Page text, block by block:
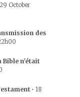
29 October
des
Bible n’était
• 18